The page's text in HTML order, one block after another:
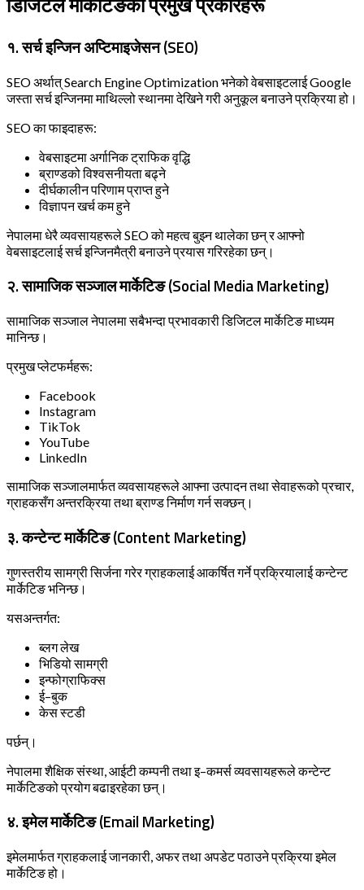
१. सर्च इन्जिन अप्टिमाइजेसन (SEO)
SEO अर्थात् Search Engine Optimization भनेको वेबसाइटलाई Google
जस्ता सर्च इन्जिनमा माथिल्लो स्थानमा देखिने गरी अनुकूल बनाउने प्रक्रिया हो।
SEO का फाइदाहरू:
वेबसाइटमा अर्गानिक ट्राफिक वृद्धि
ब्राण्डको विश्वसनीयता बढ्ने
दीर्घकालीन परिणाम प्राप्त हुने
विज्ञापन खर्च कम हुने
नेपालमा धेरै व्यवसायहरूले SEO को महत्व बुझ्न थालेका छन् र आफ्नो
वेबसाइटलाई सर्च इन्जिनमैत्री बनाउने प्रयास गरिरहेका छन्।
२. सामाजिक सञ्जाल मार्केटिङ (Social Media Marketing)
सामाजिक सञ्जाल नेपालमा सबैभन्दा प्रभावकारी डिजिटल मार्केटिङ माध्यम
मानिन्छ।
प्रमुख प्लेटफर्महरू:
Facebook
Instagram
TikTok
YouTube
LinkedIn
सामाजिक सञ्जालमार्फत व्यवसायहरूले आफ्ना उत्पादन तथा सेवाहरूको प्रचार,
ग्राहकसँग अन्तरक्रिया तथा ब्राण्ड निर्माण गर्न सक्छन्।
३. कन्टेन्ट मार्केटिङ (Content Marketing)
गुणस्तरीय सामग्री सिर्जना गरेर ग्राहकलाई आकर्षित गर्ने प्रक्रियालाई कन्टेन्ट
मार्केटिङ भनिन्छ।
यसअन्तर्गत:
ब्लग लेख
भिडियो सामग्री
इन्फोग्राफिक्स
ई–बुक
केस स्टडी
पर्छन्।
नेपालमा शैक्षिक संस्था, आईटी कम्पनी तथा इ–कमर्स व्यवसायहरूले कन्टेन्ट
मार्केटिङको प्रयोग बढाइरहेका छन्।
४. इमेल मार्केटिङ (Email Marketing)
इमेलमार्फत ग्राहकलाई जानकारी, अफर तथा अपडेट पठाउने प्रक्रिया इमेल
मार्केटिङ हो।